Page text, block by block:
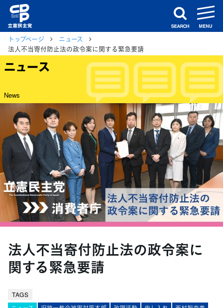
search
トップページ
ニュース
法人不当寄付防止法の政令案に関する緊急要請
ニュース
News
法人不当寄付防止法の政令案に
関する緊急要請
TAGS